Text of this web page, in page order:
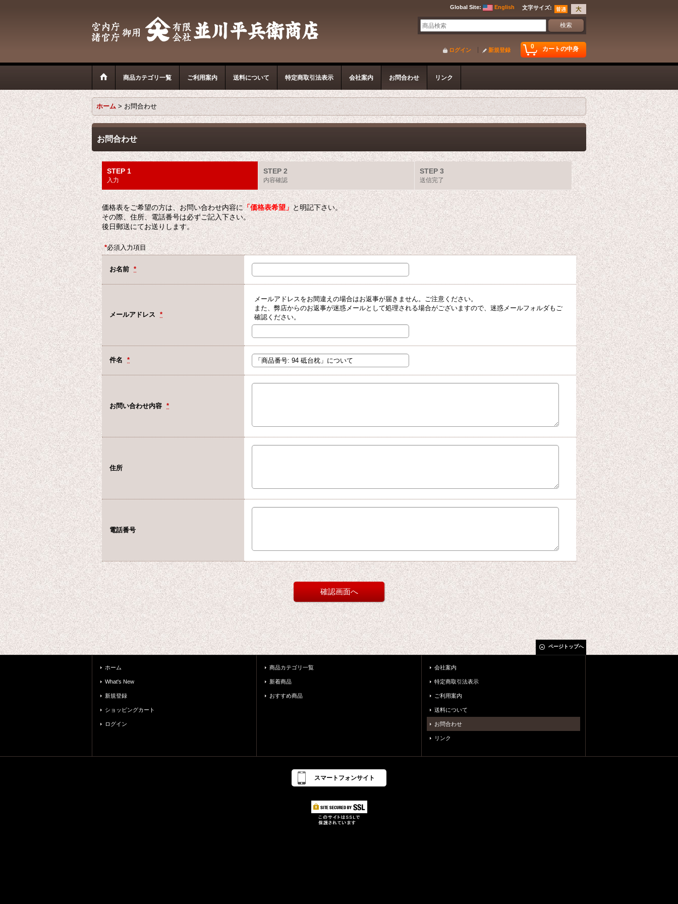
文字サイズ:
Global Site: English
0 カートの中身
ログイン 新規登録
商品カテゴリ一覧 ご利用案内 送料について 特定商取引法表示 会社案内 お問合わせ リンク
ホーム > お問合わせ
お問合わせ
STEP 1
入力
STEP 2
内容確認
STEP 3
送信完了
価格表をご希望の方は、お問い合わせ内容に「価格表希望」と明記下さい。
その際、住所、電話番号は必ずご記入下さい。
後日郵送にてお送りします。
*必須入力項目
お名前 *
メールアドレス *
メールアドレスをお間違えの場合はお返事が届きません。ご注意ください。
また、弊店からのお返事が迷惑メールとして処理される場合がございますので、迷惑メールフォルダもご
確認ください。
件名 *
お問い合わせ内容 *
住所
電話番号
ページトップへ
ホーム
What's New
新規登録
ショッピングカート
ログイン
商品カテゴリ一覧
新着商品
おすすめ商品
会社案内
特定商取引法表示
ご利用案内
送料について
お問合わせ
リンク
スマートフォンサイト